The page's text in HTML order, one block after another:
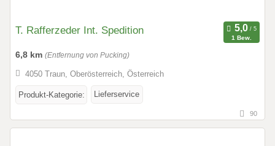
T. Rafferzeder Int. Spedition
1 Bew.
6,8 km (Entfernung von Pucking)
4050 Traun, Oberösterreich, Österreich
Produkt-Kategorie: Lieferservice
90